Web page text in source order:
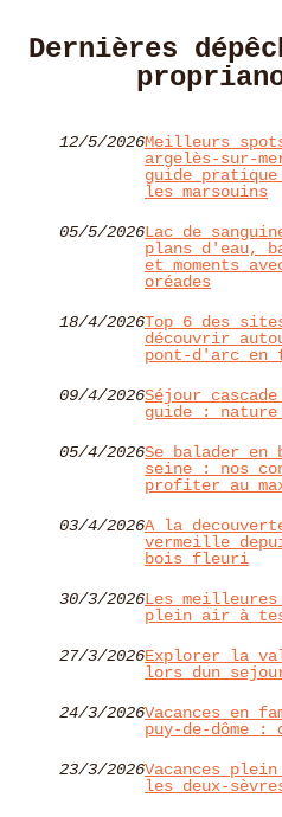
Dernières
12/5/2026Meilleurs
argelès-sur-
guide pratique
les marsouins
05/5/2026Lac de
plans d'eau,
et moments
oréades
18/4/2026Top 6 des
découvrir
pont-d'arc en
09/4/2026Séjour
guide : nature
05/4/2026Se balader en
seine : nos
profiter au
03/4/2026A la
vermeille
bois fleuri
30/3/2026Les
plein air à
27/3/2026Explorer la
lors dun
24/3/2026Vacances en
puy-de-dôme
23/3/2026Vacances
les deux-